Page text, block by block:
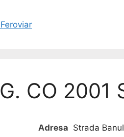
CO 2001
Adresa Strada